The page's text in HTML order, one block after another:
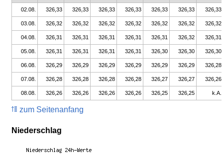
02.08. 326,33 326,33 326,33 326,33 326,33 326,33 326,33
03.08. 326,32 326,32 326,32 326,32 326,32 326,32 326,32
04.08. 326,31 326,31 326,31 326,31 326,31 326,32 326,31
05.08. 326,31 326,31 326,31 326,31 326,30 326,30 326,30
06.08. 326,29 326,29 326,29 326,29 326,29 326,29 326,28
07.08. 326,28 326,28 326,28 326,28 326,27 326,27 326,26
08.08. 326,26 326,26 326,26 326,26 326,25 326,25 k.A.
zum Seitenanfang
Niederschlag